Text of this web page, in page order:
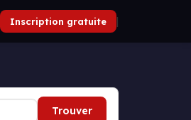
Inscription gratuite |
Trouver